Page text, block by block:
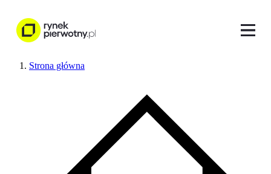
Strona główna